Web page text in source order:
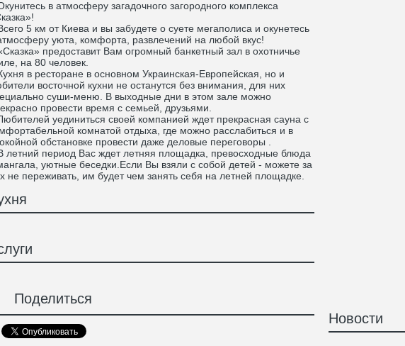
в атмосферу загадочного загородного комплекса
5 км от Киева и вы забудете о суете мегаполиса и окунетесь
уюта, комфорта, развлечений на любой вкус!
предоставит Вам огромный банкетный зал в охотничье
на 80 человек.
в ресторане в основном Украинская-Европейская, но и
восточной кухни не останутся без внимания, для них
суши-меню. В выходные дни в этом зале можно
провести время с семьей, друзьями.
уединиться своей компанией ждет прекрасная сауна с
комнатой отдыха, где можно расслабиться и в
обстановке провести даже деловые переговоры .
период Вас ждет летняя площадка, превосходные блюда
уютные беседки.Если Вы взяли с собой детей - можете за
не переживать, им будет чем занять себя на летней площадке.
Поделиться
Новости